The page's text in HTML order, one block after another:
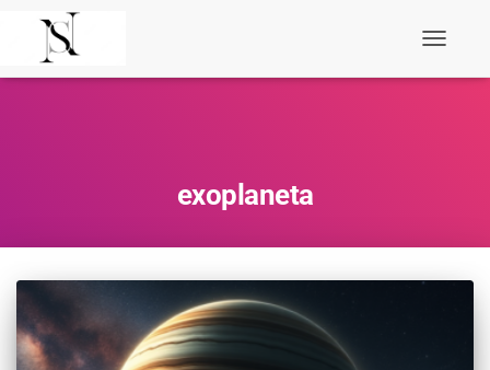
exoplaneta